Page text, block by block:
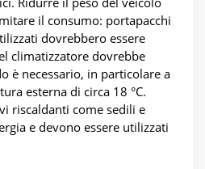
il consumo: portapacchi
dovrebbero essere
climatizzatore dovrebbe
è necessario, in particolare a
esterna di circa 18 °C.
riscaldanti come sedili e
e devono essere utilizzati